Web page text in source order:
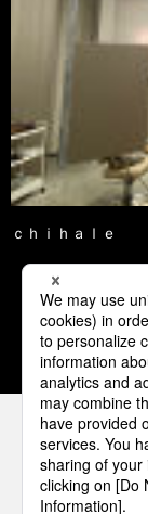
ｃｈｉｈａｌｅ
3
パナソ